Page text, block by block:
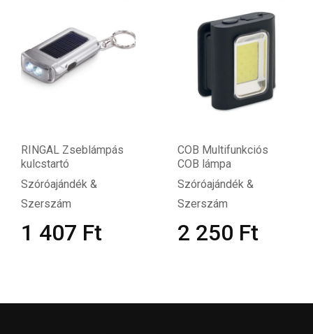
RINGAL Zseblámpás
kulcstartó
Szóróajándék &
Szerszám
1 407 Ft
COB Multifunkciós
COB lámpa
Szóróajándék &
Szerszám
2 250 Ft